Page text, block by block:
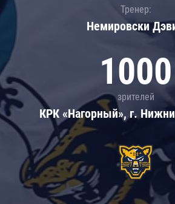
Тренер:
Немировски
1000
зрителей
КРК «Нагорный», г.